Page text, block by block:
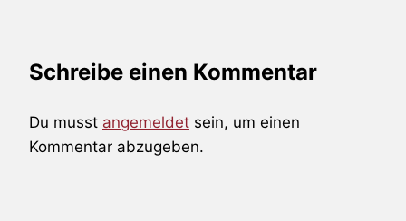
Schreibe einen Kommentar
Du musst angemeldet sein, um einen
Kommentar abzugeben.